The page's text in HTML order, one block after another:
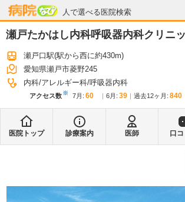
人で選べる医院検索
病院なび
瀬戸たかはし内科呼吸器内科クリニ
瀬戸口駅(駅から西に約430m)
愛知県瀬戸市菱野245
内科 アレルギー科 呼吸器内科
アクセス数※ 7月 : 60 6月 : 39 過去12ヶ月: 840
医院トップ 診療案内 医師 口